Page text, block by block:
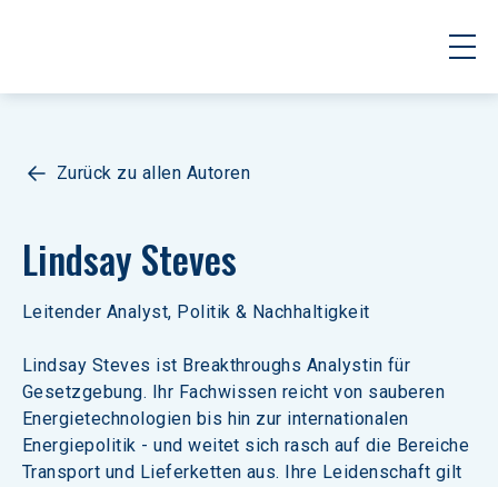
Zurück zu allen Autoren
Lindsay Steves
Leitender Analyst, Politik & Nachhaltigkeit
Lindsay Steves ist Breakthroughs Analystin für
Gesetzgebung. Ihr Fachwissen reicht von sauberen
Energietechnologien bis hin zur internationalen
Energiepolitik - und weitet sich rasch auf die Bereiche
Transport und Lieferketten aus. Ihre Leidenschaft gilt